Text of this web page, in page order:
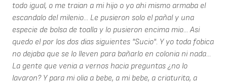
todo igual, o me traian a mi hijo o yo ahi mismo armaba el
escandalo del milenio... Le pusieron solo el pañal y una
especie de bolsa de toalla y lo pusieron encima mio... Asi
quedo el por los dos dias siguientes "Sucio". Y yo toda fobica
no dejaba que se lo lleven para bañarlo en colonia ni nada...
La gente que venia a vernos hacia preguntas ¿no lo
lavaron? Y para mi olia a bebe, a mi bebe, a criaturita, a